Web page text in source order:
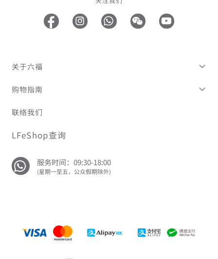
关于六福
购物指南
联络我们
LFeShop查询
服务时间：09:30-18:00
(星期一至五，公众假期除外)